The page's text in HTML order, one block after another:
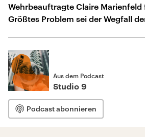
Wehrbeauftragte Claire
Größtes Problem sei der Wegfall
Aus dem Podcast
Studio 9
Podcast abonnieren